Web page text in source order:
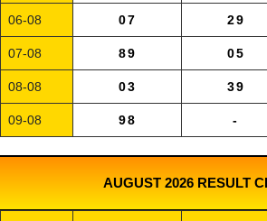
06-08 07 29
07-08 89 05
08-08 03 39
09-08 98 -
AUGUST 2026 RESULT